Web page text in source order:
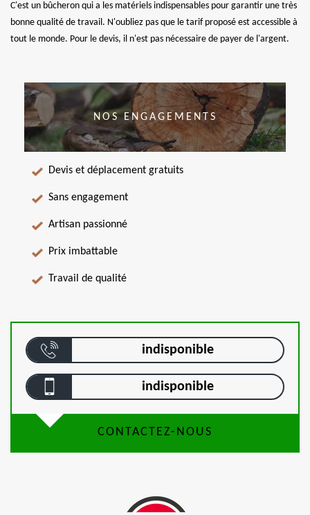
C'est un bûcheron qui a les matériels indispensables pour garantir une très
bonne qualité de travail. N'oubliez pas que le tarif proposé est accessible à
tout le monde. Pour le devis, il n'est pas nécessaire de payer de l'argent.
NOS ENGAGEMENTS
Devis et déplacement gratuits
Sans engagement
Artisan passionné
Prix imbattable
Travail de qualité
indisponible
indisponible
CONTACTEZ-NOUS